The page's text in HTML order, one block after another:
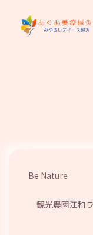
Be Nature
観光農園江和